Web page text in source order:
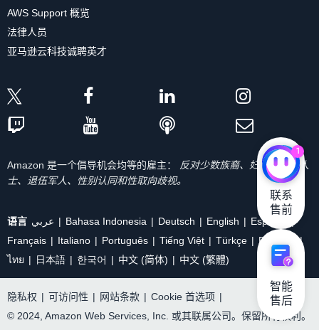
AWS Support 概览
法律人员
亚马逊云科技诚聘英才
Amazon 是一个倡导机会均等的雇主：
反对少数族裔、妇女、残疾人
士、退伍军人、性别认同和性取向歧视。
语言 عربي Bahasa Indonesia Deutsch English
Español
Français
Italiano Português Tiếng Việt Türkçe
Ρусский
ไทย
日本語 한국어 中文 (简体) 中文 (繁體)
隐私权 | 可访问性 | 网站条款 | Cookie 首选项 |
© 2024, Amazon Web Services, Inc. 或其联属公司。保留所有权利。
1
联系
售前
智能
售后